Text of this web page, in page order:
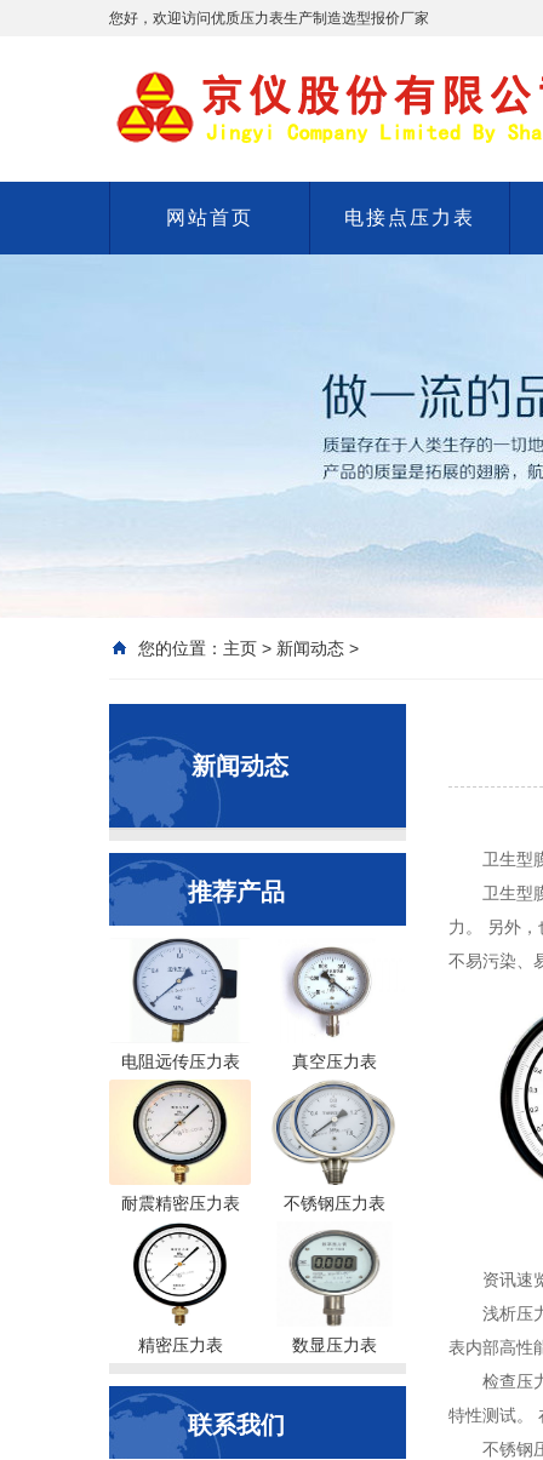
您好，欢迎访问优质压力表生产制造选型报价厂家
网站首页 电接点压力表
您的位置： 主页 > 新闻动态 >
新闻动态
推荐产品
电阻远传压力表 真空压力表
耐震精密压力表 不锈钢压力表
精密压力表 数显压力表
联系我们
卫生型
卫生型
力。 另外
不易污染、
资讯速
浅析压
表内部高性
检查压
特性测试。
不锈钢